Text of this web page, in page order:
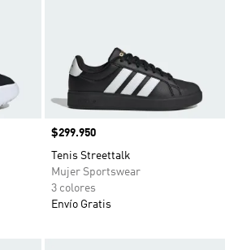
Precio
$299.950
Tenis Streettalk
Mujer Sportswear
3 colores
Envío Gratis